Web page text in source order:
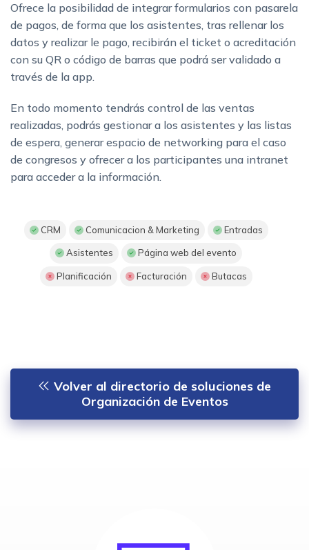
Ofrece la posibilidad de integrar formularios con pasarela
de pagos, de forma que los asistentes, tras rellenar los
datos y realizar le pago, recibirán el ticket o acreditación
con su QR o código de barras que podrá ser validado a
través de la app.
En todo momento tendrás control de las ventas
realizadas, podrás gestionar a los asistentes y las listas
de espera, generar espacio de networking para el caso
de congresos y ofrecer a los participantes una intranet
para acceder a la información.
CRM Comunicacion & Marketing Entradas
Asistentes Página web del evento
Planificación Facturación Butacas
Volver al directorio de soluciones de
Organización de Eventos